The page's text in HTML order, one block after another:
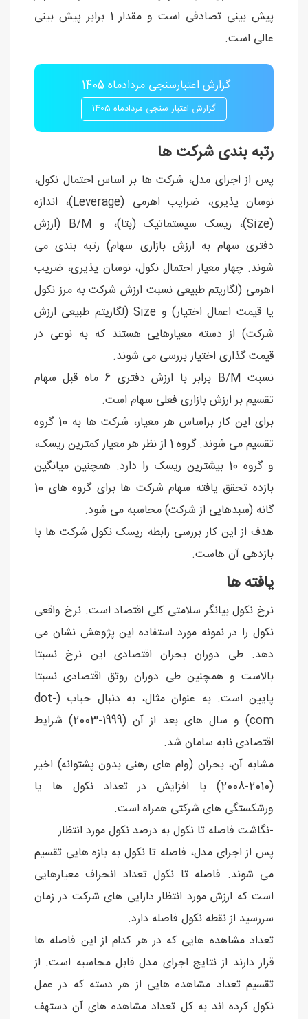
پیش بینی تصادفی است و مقدار 1 برابر پیش بینی
عالی است.
گزارش اعتبارسنجی مردادماه 1405
گزارش اعتبار سنجی مردادماه 1405
رتبه بندی شرکت ها
پس از اجرای مدل، شرکت ها بر اساس احتمال نکول،
نوسان پذیری، ضرایب اهرمی (Leverage)، اندازه
(Size)، ریسک سیستماتیک (بتا)، و B/M (ارزش
دفتری سهام به ارزش بازاری سهام) رتبه بندی می
شوند. چهار معیار احتمال نکول، نوسان پذیری، ضریب
اهرمی (لگاریتم طبیعی نسبت ارزش شرکت به مرز نکول
یا قیمت اعمال اختیار) و Size (لگاریتم طبیعی ارزش
شرکت) از دسته معیارهایی هستند که به نوعی در
قیمت گذاری اختیار بررسی می شوند.
نسبت B/M برابر با ارزش دفتری 6 ماه قبل سهام
تقسیم بر ارزش بازاری فعلی سهام است.
برای این کار براساس هر معیار، شرکت ها به 10 گروه
تقسیم می شوند. گروه 1 از نظر هر معیار کمترین ریسک،
و گروه 10 بیشترین ریسک را دارد. همچنین میانگین
بازده تحقق یافته سهام شرکت ها برای گروه های 10
گانه (سبدهایی از شرکت) محاسبه می شود.
هدف از این کار بررسی رابطه ریسک نکول شرکت ها با
بازدهی آن هاست.
یافته ها
نرخ نکول بیانگر سلامتی کلی اقتصاد است. نرخ واقعی
نکول را در نمونه مورد استفاده این پژوهش نشان می
دهد. طی دوران بحران اقتصادی این نرخ نسبتا
بالاست و همچنین طی دوران روتق اقتصادی نسبتا
پایین است. به عنوان مثال، به دنبال حباب (dot-
com) و سال های بعد از آن (1999-2003) شرایط
اقتصادی نابه سامان شد.
مشابه آن، بحران (وام های رهنی بدون پشتوانه) اخیر
(2010-2008) با افزایش در تعداد نکول ها یا
ورشکستگی های شرکتی همراه است.
-نگاشت فاصله تا نکول به درصد نکول مورد انتظار
پس از اجرای مدل، فاصله تا نکول به بازه هایی تقسیم
می شوند. فاصله تا نکول تعداد انحراف معیارهایی
است که ارزش مورد انتظار دارایی های شرکت در زمان
سررسید از نقطه نکول فاصله دارد.
تعداد مشاهده هایی که در هر کدام از این فاصله ها
قرار دارند از نتایج اجرای مدل قابل محاسبه است. از
تقسیم تعداد مشاهده هایی از هر دسته که در عمل
نکول کرده اند به کل تعداد مشاهده های آن دستهف